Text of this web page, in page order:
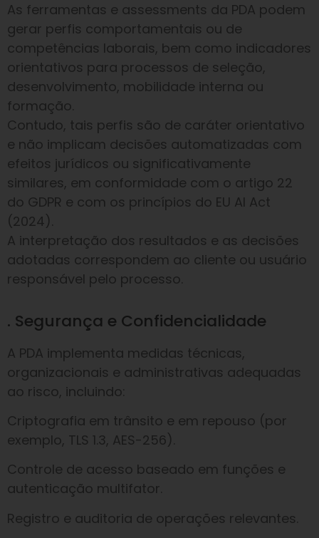
As ferramentas e assessments da PDA podem
gerar perfis comportamentais ou de
competências laborais, bem como indicadores
orientativos para processos de seleção,
desenvolvimento, mobilidade interna ou
formação.
Contudo, tais perfis são de caráter orientativo
e não implicam decisões automatizadas com
efeitos jurídicos ou significativamente
similares, em conformidade com o artigo 22
do GDPR e com os princípios do EU AI Act
(2024).
A interpretação dos resultados e as decisões
adotadas correspondem ao cliente ou usuário
responsável pelo processo.
. Segurança e Confidencialidade
A PDA implementa medidas técnicas,
organizacionais e administrativas adequadas
ao risco, incluindo:
Criptografia em trânsito e em repouso (por
exemplo, TLS 1.3, AES-256).
Controle de acesso baseado em funções e
autenticação multifator.
Registro e auditoria de operações relevantes.